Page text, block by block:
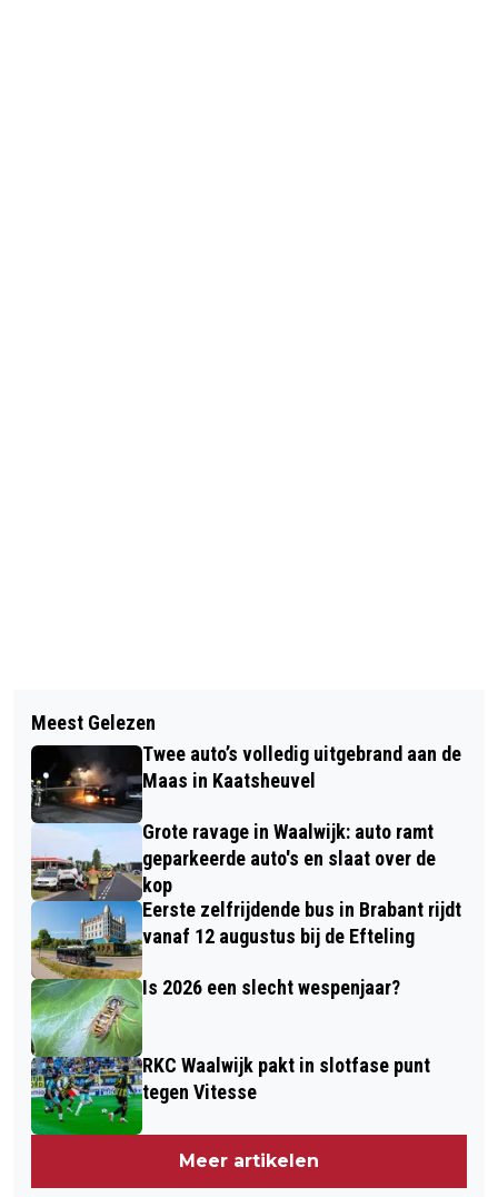
AFSCHEID VAN WETHOUDERS SUZAN
MANDEMAKERS, LOUIS LAROS EN
TONNY MEULENSTEEN
GASLEIDING GERAAKT TIJDENS
WERKZAAMHEDEN IN TUIN AAN
GASTHUISSTRAAT IN KAATSHEUVEL
Meest Gelezen
Twee auto’s volledig uitgebrand aan de
Maas in Kaatsheuvel
Grote ravage in Waalwijk: auto ramt
geparkeerde auto's en slaat over de
kop
Eerste zelfrijdende bus in Brabant rijdt
vanaf 12 augustus bij de Efteling
Is 2026 een slecht wespenjaar?
RKC Waalwijk pakt in slotfase punt
tegen Vitesse
Meer artikelen